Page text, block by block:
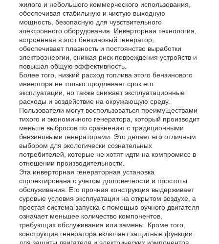
дизель-генераторная установка
бензиновый генератор
Инверторная генераторная установка
Портативный генераторный набор
Промышленная генераторная установка
Цифровая генераторная установка
Генератор открытых кадров
жилого и небольшого коммерческого использования,
обеспечивая стабильную и чистую выходную
мощность, безопасную для чувствительного
электронного оборудования. Инверторная технология,
встроенная в этот бензиновый генератор,
обеспечивает плавность и постоянство выработки
электроэнергии, снижая риск повреждения устройств и
повышая общую эффективность.
Более того, низкий расход топлива этого бензинового
инвертора не только продлевает срок его
эксплуатации, но также снижает эксплуатационные
расходы и воздействие на окружающую среду.
Пользователи могут воспользоваться преимуществами
тихого и экономичного генератора, который производит
меньше выбросов по сравнению с традиционными
бензиновыми генераторами. Это делает его отличным
выбором для экологически сознательных
потребителей, которые не хотят идти на компромисс в
отношении производительности.
Эта инверторная генераторная установка
спроектирована с учетом долговечности и простоты
обслуживания. Его прочная конструкция выдерживает
суровые условия эксплуатации на открытом воздухе, а
простая система запуска с помощью ручного двигателя
означает меньшее количество компонентов,
требующих обслуживания или замены. Кроме того,
конструкция генератора включает защитные функции
для защиты двигателя и электрических компонентов,